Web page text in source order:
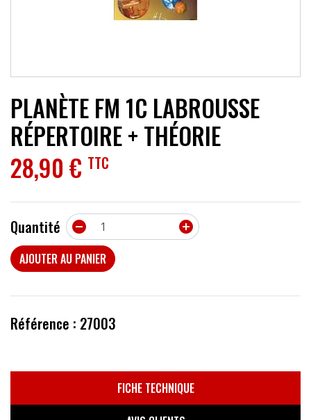
PLANÈTE FM 1C LABROUSSE
RÉPERTOIRE + THÉORIE
28,90 € TTC
Quantité 

AJOUTER AU PANIER
Référence : 27003
FICHE TECHNIQUE
ACCESSOIRES
PROMOTIONS